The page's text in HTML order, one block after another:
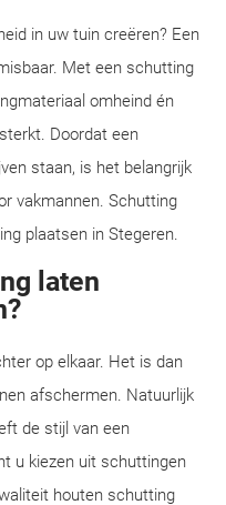
in uw tuin creëren? Een
Met een schutting
omheind én
Doordat een
staan, is het belangrijk
vakmannen. Schutting
plaatsen in Stegeren.
laten
op elkaar. Het is dan
afschermen. Natuurlijk
de stijl van een
u kiezen uit schuttingen
houten schutting